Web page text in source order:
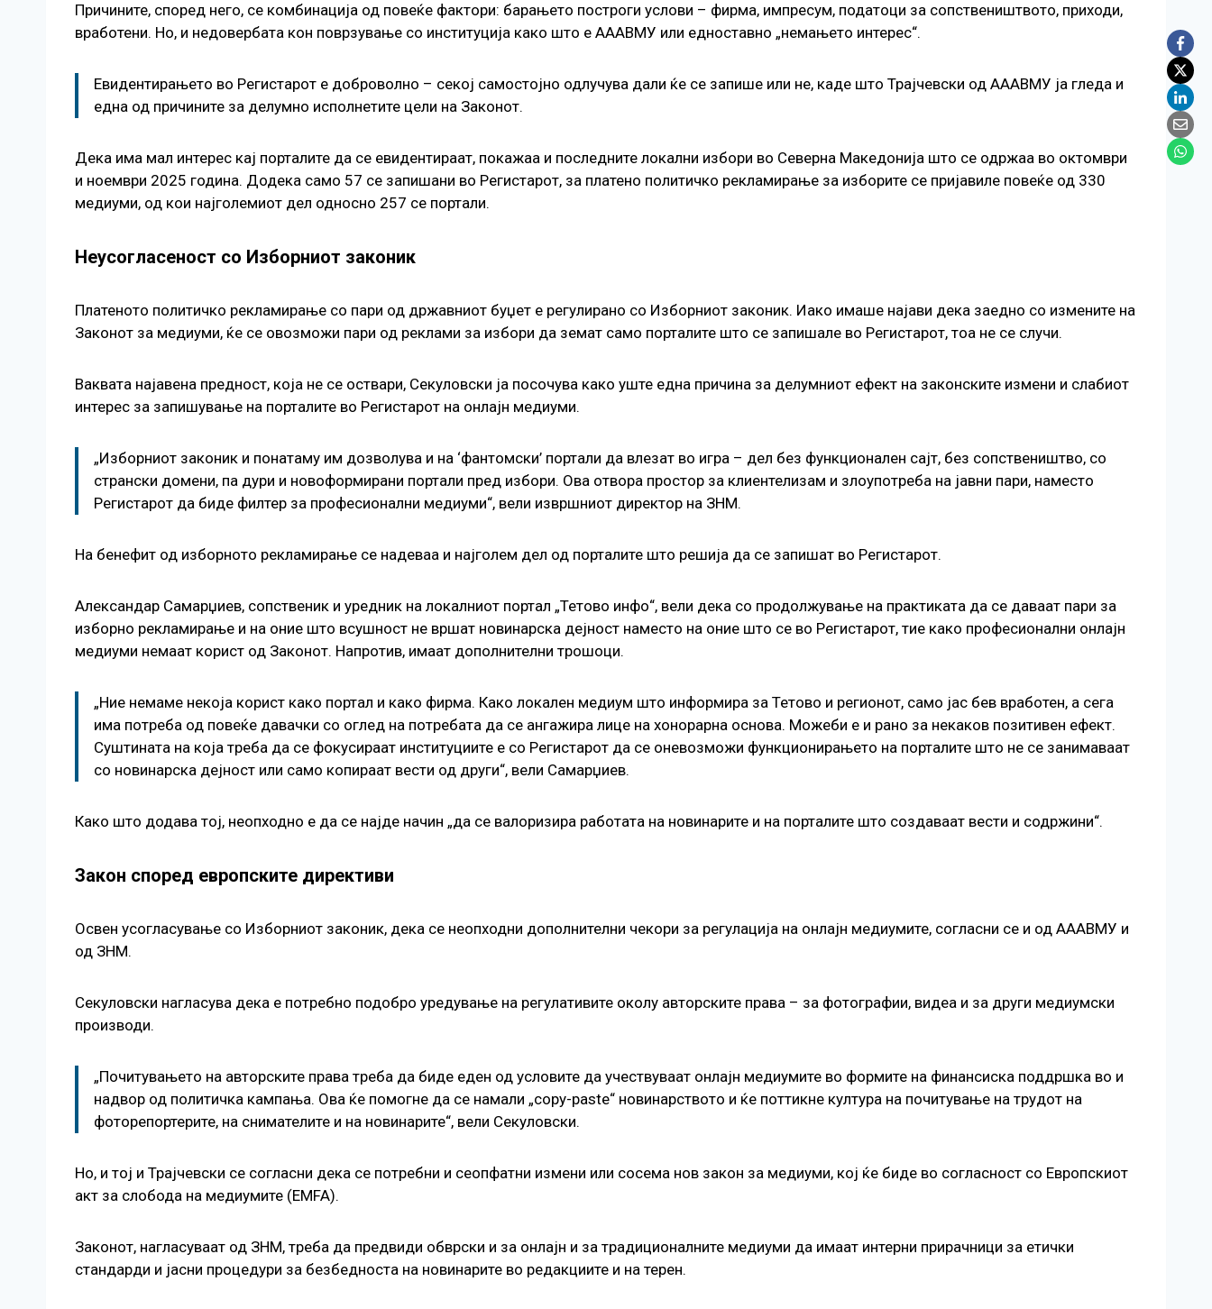
Причините, според него, се комбинација од повеќе фактори: барањето построги услови – фирма, импресум, податоци за сопствеништвото, приходи,
вработени. Но, и недовербата кон поврзување со институција како што е АААВМУ или едноставно „немањето интерес“.
Евидентирањето во Регистарот е доброволно – секој самостојно одлучува дали ќе се запише или не, каде што Трајчевски од АААВМУ ја гледа и
една од причините за делумно исполнетите цели на Законот.
Дека има мал интерес кај порталите да се евидентираат, покажаа и последните локални избори во Северна Македонија што се одржаа во октомври
и ноември 2025 година. Додека само 57 се запишани во Регистарот, за платено политичко рекламирање за изборите се пријавиле повеќе од 330
медиуми, од кои најголемиот дел односно 257 се портали.
Неусогласеност со Изборниот законик
Платеното политичко рекламирање со пари од државниот буџет е регулирано со Изборниот законик. Иако имаше најави дека заедно со измените на
Законот за медиуми, ќе се овозможи пари од реклами за избори да земат само порталите што се запишале во Регистарот, тоа не се случи.
Ваквата најавена предност, која не се оствари, Секуловски ја посочува како уште една причина за делумниот ефект на законските измени и слабиот
интерес за запишување на порталите во Регистарот на онлајн медиуми.
„Изборниот законик и понатаму им дозволува и на ‘фантомски’ портали да влезат во игра – дел без функционален сајт, без сопствеништво, со
странски домени, па дури и новоформирани портали пред избори. Ова отвора простор за клиентелизам и злоупотреба на јавни пари, наместо
Регистарот да биде филтер за професионални медиуми“, вели извршниот директор на ЗНМ.
На бенефит од изборното рекламирање се надеваа и најголем дел од порталите што решија да се запишат во Регистарот.
Александар Самарџиев, сопственик и уредник на локалниот портал „Тетово инфо“, вели дека со продолжување на практиката да се даваат пари за
изборно рекламирање и на оние што всушност не вршат новинарска дејност наместо на оние што се во Регистарот, тие како професионални онлајн
медиуми немаат корист од Законот. Напротив, имаат дополнителни трошоци.
„Ние немаме некоја корист како портал и како фирма. Како локален медиум што информира за Тетово и регионот, само јас бев вработен, а сега
има потреба од повеќе давачки со оглед на потребата да се ангажира лице на хонорарна основа. Можеби е и рано за некаков позитивен ефект.
Суштината на која треба да се фокусираат институциите е со Регистарот да се оневозможи функционирањето на порталите што не се занимаваат
со новинарска дејност или само копираат вести од други“, вели Самарџиев.
Како што додава тој, неопходно е да се најде начин „да се валоризира работата на новинарите и на порталите што создаваат вести и содржини“.
Закон според европските директиви
Освен усогласување со Изборниот законик, дека се неопходни дополнителни чекори за регулација на онлајн медиумите, согласни се и од АААВМУ и
од ЗНМ.
Секуловски нагласува дека е потребно подобро уредување на регулативите околу авторските права – за фотографии, видеа и за други медиумски
производи.
„Почитувањето на авторските права треба да биде еден од условите да учествуваат онлајн медиумите во формите на финансиска поддршка во и
надвор од политичка кампања. Ова ќе помогне да се намали „copy-paste“ новинарството и ќе поттикне култура на почитување на трудот на
фоторепортерите, на снимателите и на новинарите“, вели Секуловски.
Но, и тој и Трајчевски се согласни дека се потребни и сеопфатни измени или сосема нов закон за медиуми, кој ќе биде во согласност со Европскиот
акт за слобода на медиумите (EMFA).
Законот, нагласуваат од ЗНМ, треба да предвиди обврски и за онлајн и за традиционалните медиуми да имаат интерни прирачници за етички
стандарди и јасни процедури за безбедноста на новинарите во редакциите и на терен.